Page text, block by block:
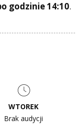
godzinie 14:10.
WTOREK
Brak audycji